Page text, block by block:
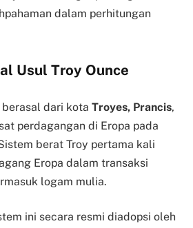
dalam perhitungan
Usul Troy Ounce
berasal dari kota Troyes, Prancis,
perdagangan di Eropa pada
berat Troy pertama kali
Eropa dalam transaksi
logam mulia.
ini secara resmi diadopsi oleh